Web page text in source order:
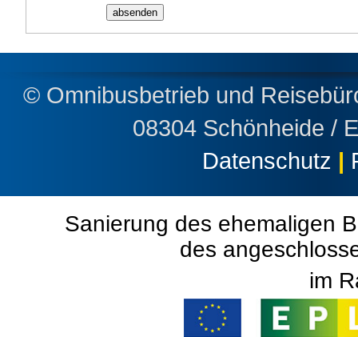
© Omnibusbetrieb und
08304 Schönheide /
Datenschutz |
Sanierung des ehemaligen
des
im